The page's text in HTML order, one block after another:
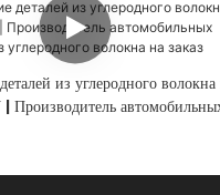
из углеродного волокна
Производитель